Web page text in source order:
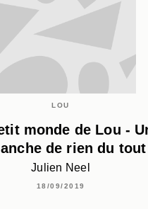
LOU
monde de Lou -
de rien du tout
Julien Neel
18/09/2019